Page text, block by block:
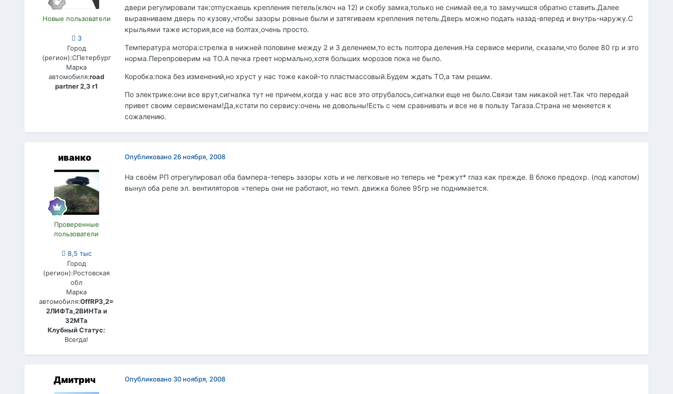
Новые пользователи
3
Город
(регион):СПетербург
Марка
автомобиля:road
partner 2,3 r1
двери регулировали так:отпускаешь крепления петель(ключ на 12) и скобу замка,только не снимай ее,а то замучишся обратно ставить.Далее
выравниваем дверь по кузову,чтобы зазоры ровные были и затягиваем крепления петель.Дверь можно подать назад-вперед и внутрь-наружу.С
крыльями таже история,все на болтах,очень просто.
Температура мотора:стрелка в нижней половине между 2 и 3 делением,то есть полтора деления.На сервисе мерили, сказали,что более 80 гр и это
норма.Перепроверим на ТО.А печка греет нормально,хотя больших морозов пока не было.
Коробка:пока без изменений,но хруст у нас тоже какой-то пластмассовый.Будем ждать ТО,а там решим.
По электрике:они все врут,сигналка тут не причем,когда у нас все это отрубалось,сигналки еще не было.Связи там никакой нет.Так что передай
привет своим сервисменам!Да,кстати по сервису:очень не довольны!Есть с чем сравнивать и все не в пользу Тагаза.Страна не меняется к
сожалению.
иванко
Проверенные
пользователи
8,5 тыс
Город
(регион):Ростовская
обл
Марка
автомобиля:OffRP3,2=
2ЛИФТа,2ВИНТа и
32МТа
Клубный Статус:
Всегда!
Опубликовано 26 ноября, 2008
На своём РП отрегулировал оба бампера-теперь зазоры хоть и не легковые но теперь не *режут* глаз как прежде. В блоке предохр. (под капотом)
вынул оба реле эл. вентиляторов =теперь они не работают, но темп. движка более 95гр не поднимается.
Дмитрич Опубликовано 30 ноября, 2008